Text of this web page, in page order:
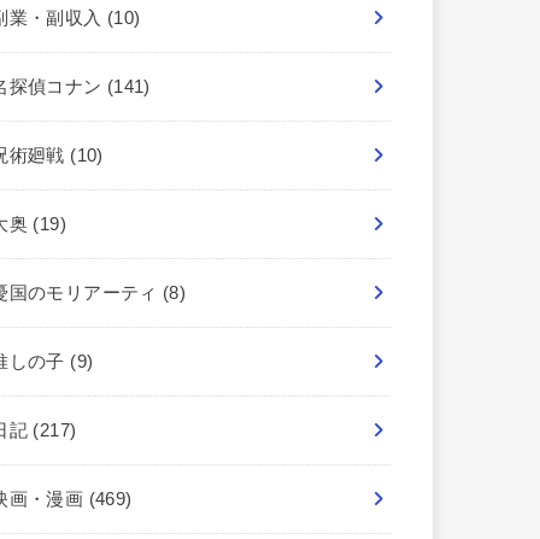
業・副収入 (10)
探偵コナン (141)
術廻戦 (10)
奥 (19)
国のモリアーティ (8)
しの子 (9)
記 (217)
画・漫画 (469)